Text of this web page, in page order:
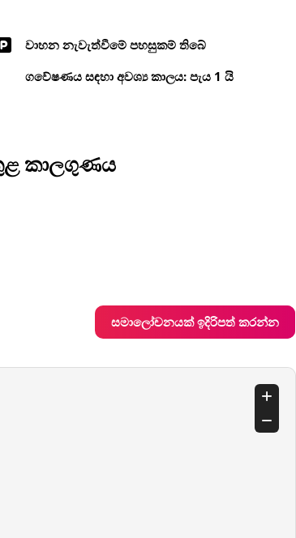
වාහන නැවැත්වීමේ පහසුකම් තිබේ
ගවේෂණය සඳහා අවශ්‍ය කාලය: පැය 1 යි
කාලගුණය
සමාලෝචනයක් ඉදිරිපත් කරන්න